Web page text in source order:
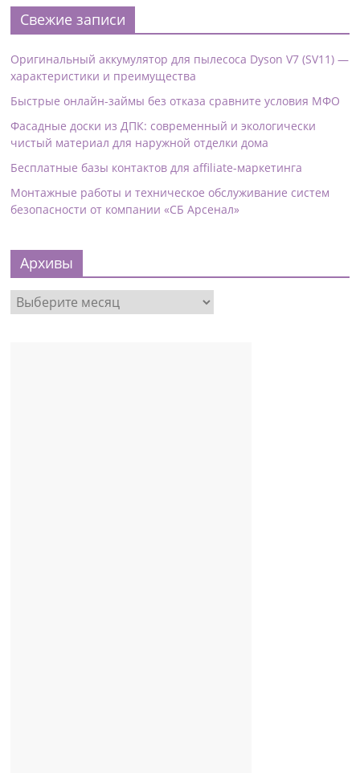
Свежие записи
Оригинальный аккумулятор для пылесоса Dyson V7 (SV11) —
характеристики и преимущества
Быстрые онлайн-займы без отказа сравните условия МФО
Фасадные доски из ДПК: современный и экологически
чистый материал для наружной отделки дома
Бесплатные базы контактов для affiliate-маркетинга
Монтажные работы и техническое обслуживание систем
безопасности от компании «СБ Арсенал»
Архивы